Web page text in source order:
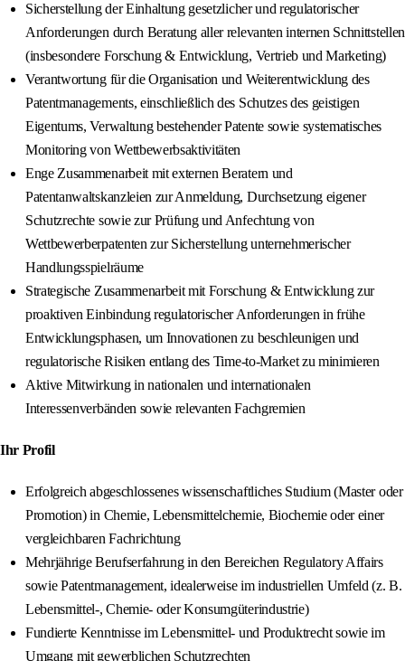
Sicherstellung der Einhaltung gesetzlicher und regulatorischer
Anforderungen durch Beratung aller relevanten internen Schnittstellen
(insbesondere Forschung & Entwicklung, Vertrieb und Marketing)
Verantwortung für die Organisation und Weiterentwicklung des
Patentmanagements, einschließlich des Schutzes des geistigen
Eigentums, Verwaltung bestehender Patente sowie systematisches
Monitoring von Wettbewerbsaktivitäten
Enge Zusammenarbeit mit externen Beratern und
Patentanwaltskanzleien zur Anmeldung, Durchsetzung eigener
Schutzrechte sowie zur Prüfung und Anfechtung von
Wettbewerberpatenten zur Sicherstellung unternehmerischer
Handlungsspielräume
Strategische Zusammenarbeit mit Forschung & Entwicklung zur
proaktiven Einbindung regulatorischer Anforderungen in frühe
Entwicklungsphasen, um Innovationen zu beschleunigen und
regulatorische Risiken entlang des Time-to-Market zu minimieren
Aktive Mitwirkung in nationalen und internationalen
Interessenverbänden sowie relevanten Fachgremien
Ihr Profil
Erfolgreich abgeschlossenes wissenschaftliches Studium (Master oder
Promotion) in Chemie, Lebensmittelchemie, Biochemie oder einer
vergleichbaren Fachrichtung
Mehrjährige Berufserfahrung in den Bereichen Regulatory Affairs
sowie Patentmanagement, idealerweise im industriellen Umfeld (z. B.
Lebensmittel-, Chemie- oder Konsumgüterindustrie)
Fundierte Kenntnisse im Lebensmittel- und Produktrecht sowie im
Umgang mit gewerblichen Schutzrechten